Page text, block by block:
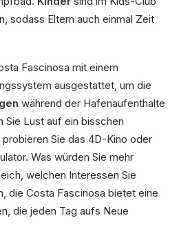
sodass Eltern auch einmal Zeit
Fascinosa mit einem
ausgestattet, um die
während der Hafenaufenthalte
Sie Lust auf ein bisschen
Sie das 4D-Kino oder
Was würden Sie mehr
welchen Interessen Sie
die Costa Fascinosa bietet eine
die jeden Tag aufs Neue